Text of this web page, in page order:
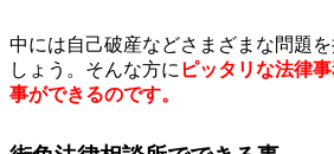
中には自己破産などさまざまな問題
しょう。そんな方に ピッタリな法律
事ができるのです。